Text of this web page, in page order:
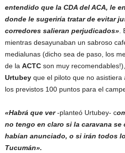
entendido que la CDA del ACA, le
donde le sugeriría tratar de evitar
corredores salieran perjudicados»
mientras desayunaban un sabroso
medialunas (dicho sea de paso, los
de la ACTC son muy recomendables!),
Urtubey que el piloto que no
los previstos 100 puntos para el
«Habrá que ver-planteó Urtubey- c
no tengo en claro si la caravana se
habían anunciado, o si irán todos
Tucumán».